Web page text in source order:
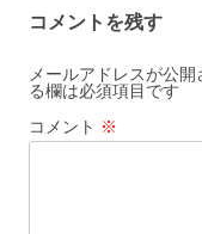
コメントを残す
メールアドレスが公開
る欄は必須項目です
コメント ※